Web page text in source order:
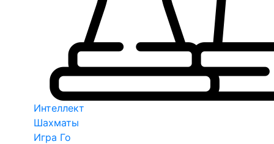
Интеллект
Шахматы
Игра Го